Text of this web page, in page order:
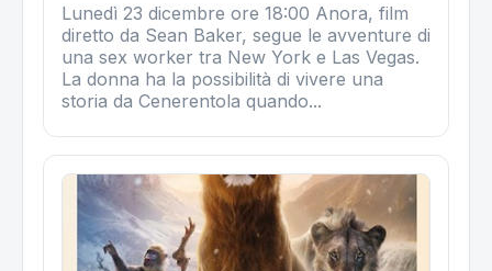
Lunedì 23 dicembre ore 18:00 Anora, film
diretto da Sean Baker, segue le avventure di
una sex worker tra New York e Las Vegas.
La donna ha la possibilità di vivere una
storia da Cenerentola quando...